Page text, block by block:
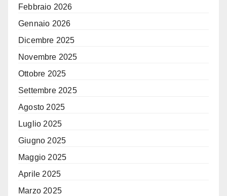
Febbraio 2026
Gennaio 2026
Dicembre 2025
Novembre 2025
Ottobre 2025
Settembre 2025
Agosto 2025
Luglio 2025
Giugno 2025
Maggio 2025
Aprile 2025
Marzo 2025